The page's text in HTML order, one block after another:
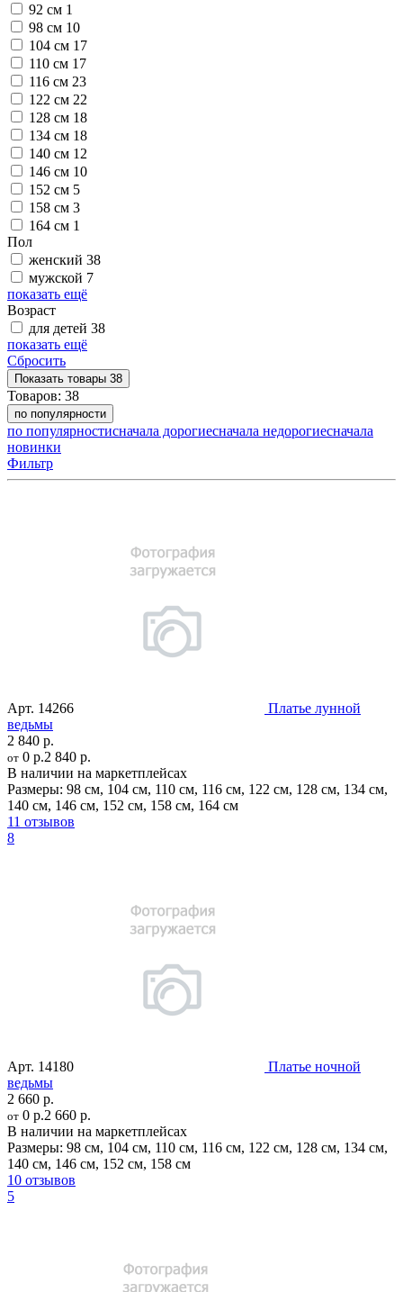
92 см 1
98 см 10
104 см 17
110 см 17
116 см 23
122 см 22
128 см 18
134 см 18
140 см 12
146 см 10
152 см 5
158 см 3
164 см 1
Пол
женский 38
мужской 7
показать ещё
Возраст
для детей 38
показать ещё
Сбросить
Показать товары 38
Товаров: 38
по популярности
по популярностисначала дорогиесначала недорогиесначала
новинки
Фильтр
Арт. 14266
Платье лунной
ведьмы
2 840 р.
от 0 р.2 840 р.
В наличии на маркетплейсах
Размеры: 98 см, 104 см, 110 см, 116 см, 122 см, 128 см, 134 см,
140 см, 146 см, 152 см, 158 см, 164 см
11 отзывов
8
Арт. 14180
Платье ночной
ведьмы
2 660 р.
от 0 р.2 660 р.
В наличии на маркетплейсах
Размеры: 98 см, 104 см, 110 см, 116 см, 122 см, 128 см, 134 см,
140 см, 146 см, 152 см, 158 см
10 отзывов
5